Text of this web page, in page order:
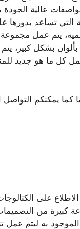
عالية
التي تساعد
يتم عمل
بألوان بشكل كبير،
كل ما هو جديد
كما يمكنكم
على
من التصميمات
به ليتم عمل